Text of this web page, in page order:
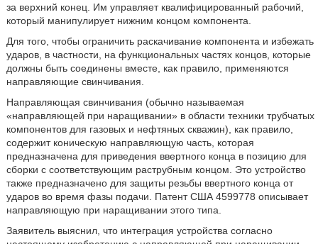
за верхний конец. Им управляет квалифицированный рабочий,
который манипулирует нижним концом компонента.
Для того, чтобы ограничить раскачивание компонента и избежать
ударов, в частности, на функциональных частях концов, которые
должны быть соединены вместе, как правило, применяются
направляющие свинчивания.
Направляющая свинчивания (обычно называемая
«направляющей при наращивании» в области техники трубчатых
компонентов для газовых и нефтяных скважин), как правило,
содержит коническую направляющую часть, которая
предназначена для приведения ввертного конца в позицию для
сборки с соответствующим раструбным концом. Это устройство
также предназначено для защиты резьбы ввертного конца от
ударов во время фазы подачи. Патент США 4599778 описывает
направляющую при наращивании этого типа.
Заявитель выяснил, что интеграция устройства согласно